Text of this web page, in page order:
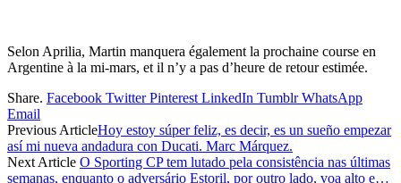
Selon Aprilia, Martin manquera également la prochaine course en
Argentine à la mi-mars, et il n’y a pas d’heure de retour estimée.
Share. Facebook Twitter Pinterest LinkedIn Tumblr WhatsApp
Email
Previous ArticleHoy estoy súper feliz, es decir, es un sueño empezar
así mi nueva andadura con Ducati. Marc Márquez.
Next Article O Sporting CP tem lutado pela consistência nas últimas
semanas, enquanto o adversário Estoril, por outro lado, voa alto e…